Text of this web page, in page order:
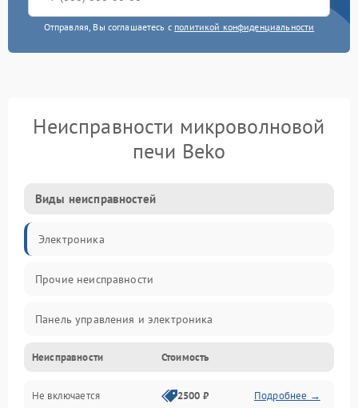
Отправляя, Вы соглашаетесь с политикой конфиденциальности
Неисправности микроволновой
печи Beko
Виды неисправностей
Электроника
Прочие неисправности
Панель управления и электроника
Дверца и корпус
Механика и внутренние элементы
Неисправности Стоимость
Не включается 2500 ₽ Подробнее →